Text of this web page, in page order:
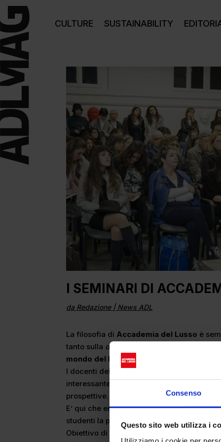
Consenso
Questo sito web utilizza i
CULTURE SUSTAINABILITY
I SEMINARI DI
da Redazione| News ADL
La filosofia di Accademia del Lusso è
tanto sulla didattica frontale i
mondo del lavoroattraverso
I docenti della scuola sono tutti
interessante e stimolante introdurre nell’
prospettive.
E’ qui che entra in gioco la
studenti la propria
esperienza lavorativa
Obiettivo di questi incontri diretti con